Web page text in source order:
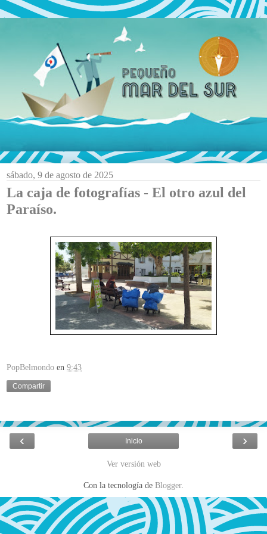
sábado, 9 de agosto de 2025
La caja de fotografías - El otro azul del
Paraíso.
PopBelmondo en 9:43
Compartir
‹ ›
Inicio
Ver versión web
Con la tecnología de Blogger.